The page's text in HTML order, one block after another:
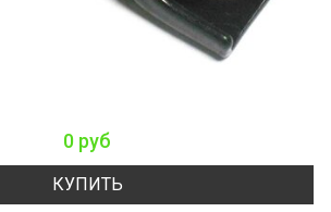
0 руб
КУПИТЬ